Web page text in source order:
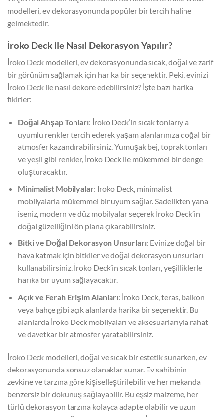
modelleri, ev dekorasyonunda popüler bir tercih haline
gelmektedir.
İroko Deck ile Nasıl Dekorasyon Yapılır?
İroko Deck modelleri, ev dekorasyonunda sıcak, doğal ve zarif
bir görünüm sağlamak için harika bir seçenektir. Peki, evinizi
İroko Deck ile nasıl dekore edebilirsiniz? İşte bazı harika
fikirler:
Doğal Ahşap Tonları: İroko Deck’in sıcak tonlarıyla
uyumlu renkler tercih ederek yaşam alanlarınıza doğal bir
atmosfer kazandırabilirsiniz. Yumuşak bej, toprak tonları
ve yeşil gibi renkler, İroko Deck ile mükemmel bir denge
oluşturacaktır.
Minimalist Mobilyalar: İroko Deck, minimalist
mobilyalarla mükemmel bir uyum sağlar. Sadelikten yana
iseniz, modern ve düz mobilyalar seçerek İroko Deck’in
doğal güzelliğini ön plana çıkarabilirsiniz.
Bitki ve Doğal Dekorasyon Unsurları: Evinize doğal bir
hava katmak için bitkiler ve doğal dekorasyon unsurları
kullanabilirsiniz. İroko Deck’in sıcak tonları, yeşilliklerle
harika bir uyum sağlayacaktır.
Açık ve Ferah Erişim Alanları: İroko Deck, teras, balkon
veya bahçe gibi açık alanlarda harika bir seçenektir. Bu
alanlarda İroko Deck mobilyaları ve aksesuarlarıyla rahat
ve davetkar bir atmosfer yaratabilirsiniz.
İroko Deck modelleri, doğal ve sıcak bir estetik sunarken, ev
dekorasyonunda sonsuz olanaklar sunar. Ev sahibinin
zevkine ve tarzına göre kişiselleştirilebilir ve her mekanda
benzersiz bir dokunuş sağlayabilir. Bu eşsiz malzeme, her
türlü dekorasyon tarzına kolayca adapte olabilir ve uzun